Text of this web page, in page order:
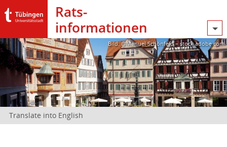
Rats­
informationen
Bild: @Manuel Schönfeld – stock.adobe.com
Translate into English